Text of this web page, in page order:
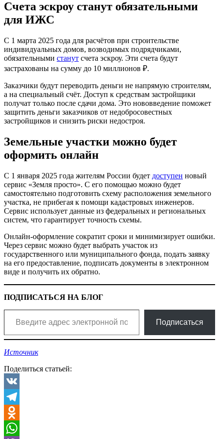
Счета эскроу станут обязательными
для ИЖС
С 1 марта 2025 года для расчётов при строительстве
индивидуальных домов, возводимых подрядчиками,
обязательными станут счета эскроу. Эти счета будут
застрахованы на сумму до 10 миллионов ₽.
Заказчики будут переводить деньги не напрямую строителям,
а на специальный счёт. Доступ к средствам застройщики
получат только после сдачи дома. Это нововведение поможет
защитить деньги заказчиков от недобросовестных
застройщиков и снизить риски недостроя.
Земельные участки можно будет
оформить онлайн
С 1 января 2025 года жителям России будет доступен новый
сервис «Земля просто». С его помощью можно будет
самостоятельно подготовить схему расположения земельного
участка, не прибегая к помощи кадастровых инженеров.
Сервис использует данные из федеральных и региональных
систем, что гарантирует точность схемы.
Онлайн-оформление сократит сроки и минимизирует ошибки.
Через сервис можно будет выбрать участок из
государственного или муниципального фонда, подать заявку
на его предоставление, подписать документы в электронном
виде и получить их обратно.
ПОДПИСАТЬСЯ НА БЛОГ
Введите адрес электронной почты…
Подписаться
Источник
Поделиться статьей:
VK
Telegram
Odnoklassniki